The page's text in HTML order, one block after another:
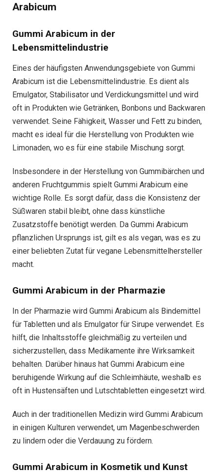
Arabicum
Gummi Arabicum in der
Lebensmittelindustrie
Eines der häufigsten Anwendungsgebiete von Gummi
Arabicum ist die Lebensmittelindustrie. Es dient als
Emulgator, Stabilisator und Verdickungsmittel und wird
oft in Produkten wie Getränken, Bonbons und Backwaren
verwendet. Seine Fähigkeit, Wasser und Fett zu binden,
macht es ideal für die Herstellung von Produkten wie
Limonaden, wo es für eine stabile Mischung sorgt.
Insbesondere in der Herstellung von Gummibärchen und
anderen Fruchtgummis spielt Gummi Arabicum eine
wichtige Rolle. Es sorgt dafür, dass die Konsistenz der
Süßwaren stabil bleibt, ohne dass künstliche
Zusatzstoffe benötigt werden. Da Gummi Arabicum
pflanzlichen Ursprungs ist, gilt es als vegan, was es zu
einer beliebten Zutat für vegane Lebensmittelhersteller
macht.
Gummi Arabicum in der Pharmazie
In der Pharmazie wird Gummi Arabicum als Bindemittel
für Tabletten und als Emulgator für Sirupe verwendet. Es
hilft, die Inhaltsstoffe gleichmäßig zu verteilen und
sicherzustellen, dass Medikamente ihre Wirksamkeit
behalten. Darüber hinaus hat Gummi Arabicum eine
beruhigende Wirkung auf die Schleimhäute, weshalb es
oft in Hustensäften und Lutschtabletten eingesetzt wird.
Auch in der traditionellen Medizin wird Gummi Arabicum
in einigen Kulturen verwendet, um Magenbeschwerden
zu lindern oder die Verdauung zu fördern.
Gummi Arabicum in Kosmetik und Kunst